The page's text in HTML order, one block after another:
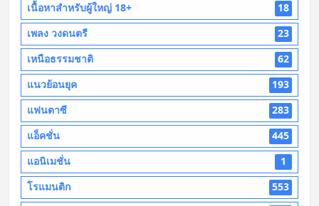
เนื้อหาสำหรับผู้ใหญ่ 18+
18
เพลง วงดนตรี
23
เหนือธรรมชาติ
62
แนวย้อนยุค
193
แฟนตาซี
283
แอ็คชั่น
445
แอนิเมชั่น
1
โรแมนติก
553